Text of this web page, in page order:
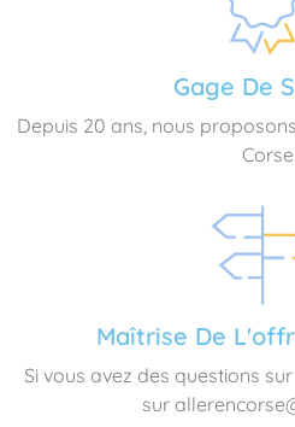
Gage De
Depuis 20 ans, nous
Corse.
Maîtrise De
Si vous avez des questions
sur